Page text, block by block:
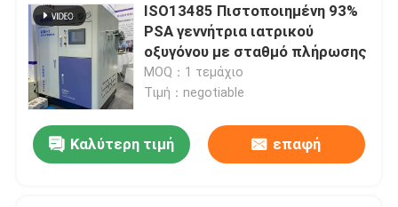
ISO13485 Πιστοποιημένη 93%
PSA γεννήτρια ιατρικού
οξυγόνου με σταθμό πλήρωσης
MOQ：1 τεμάχιο
Τιμή：negotiable
Καλύτερη τιμή επαφή